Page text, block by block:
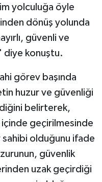
yolculuğa öyle
dönüş yolunda
güvenli ve
diye konuştu.
görev başında
huzur ve güvenliği
belirterek,
içinde geçirilmesinde
sahibi olduğunu ifade
güvenlik
uzak geçirdiği